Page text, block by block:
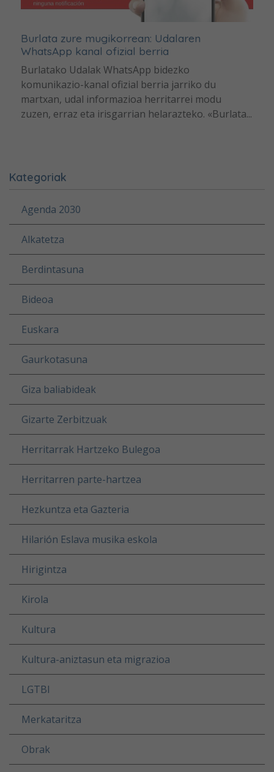
Burlata zure mugikorrean: Udalaren
WhatsApp kanal ofizial berria
Burlatako Udalak WhatsApp bidezko
komunikazio-kanal ofizial berria jarriko du
martxan, udal informazioa herritarrei modu
zuzen, erraz eta irisgarrian helarazteko. «Burlata...
Kategoriak
Agenda 2030
Alkatetza
Berdintasuna
Bideoa
Euskara
Gaurkotasuna
Giza baliabideak
Gizarte Zerbitzuak
Herritarrak Hartzeko Bulegoa
Herritarren parte-hartzea
Hezkuntza eta Gazteria
Hilarión Eslava musika eskola
Hirigintza
Kirola
Kultura
Kultura-aniztasun eta migrazioa
LGTBI
Merkataritza
Obrak